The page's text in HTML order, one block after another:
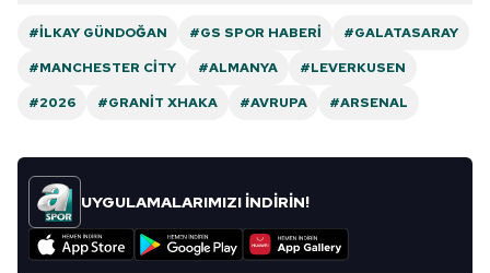
#İLKAY GÜNDOĞAN #GS SPOR HABERI
#GALATASARAY
#MANCHESTER CITY
#ALMANYA
#LEVERKUSEN
#2026
#GRANIT XHAKA #AVRUPA #ARSENAL
UYGULAMALARIMIZI İNDİRİN!